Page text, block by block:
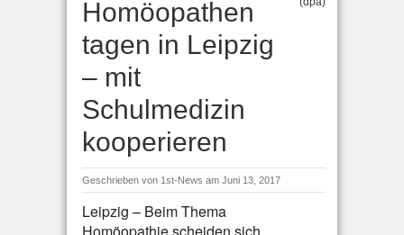
Homöopathen
tagen in Leipzig
– mit
Schulmedizin
kooperieren
Geschrieben von 1st-News am Juni 13, 2017
Leipzig – Beim Thema